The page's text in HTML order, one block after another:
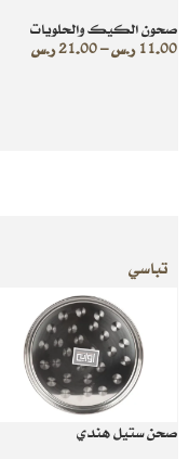
صحون الكيك والحلويات
11.00 ر.س–
21.00ر.س
تباسي
صحن ستيل هندي